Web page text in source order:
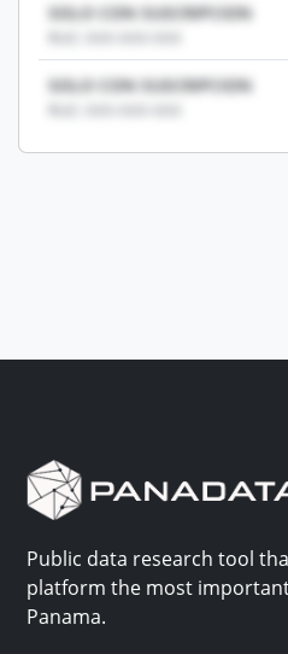
SOLO CON SUSCRIPCION
SOLO CON SUSCRIPCION
Public data research tool
platform the most
Panama.